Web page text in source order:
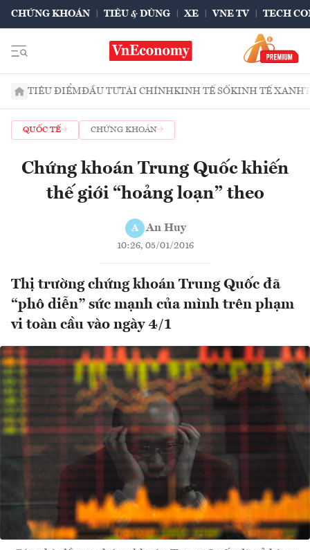
CHỨNG KHOÁN TIÊU & DÙNG XE VNE TV TECH
TIÊU ĐIỂMĐẦU TƯTÀI CHÍNHKINH TẾ SỐKINH TẾ XANH
QUỐC TẾ CHỨNG KHOÁN
Chứng khoán Trung Quốc khiến
thế giới “hoảng loạn” theo
A An Huy
10:26, 05/01/2016
Thị trường chứng khoán Trung Quốc đã
“phô diễn” sức mạnh của mình trên phạm
vi toàn cầu vào ngày 4/1